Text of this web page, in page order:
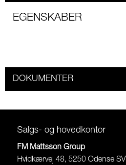
EGENSKABER
DOKUMENTER
Salgs- og hovedkontor
FM Mattsson Group
Hvidkærvej 48, 5250 Odense SV